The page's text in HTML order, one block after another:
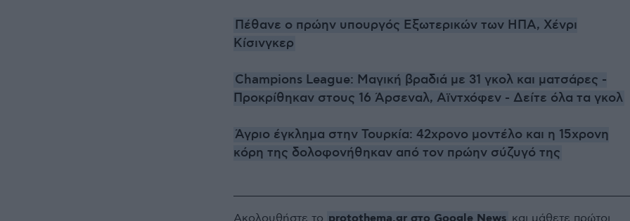
Πέθανε ο πρώην υπουργός Εξωτερικών των ΗΠΑ, Χένρι
Κίσινγκερ
Champions League: Μαγική βραδιά με 31 γκολ και ματσάρες -
Προκρίθηκαν στους 16 Άρσεναλ, Αϊντχόφεν - Δείτε όλα τα γκολ
Άγριο έγκλημα στην Τουρκία: 42χρονο μοντέλο και η 15χρονη
κόρη της δολοφονήθηκαν από τον πρώην σύζυγό της